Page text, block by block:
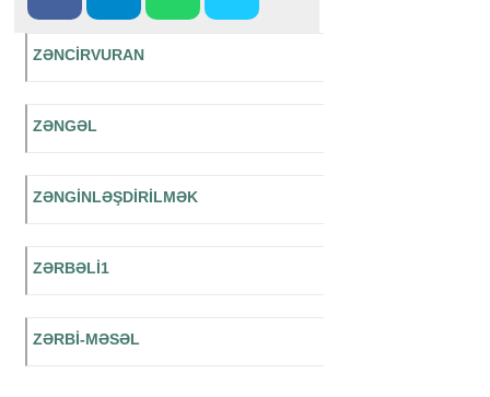
ZƏNCİRVURAN
ZƏNGƏL
ZƏNGİNLƏŞDİRİLMƏK
ZƏRBƏLİ1
ZƏRBİ-MƏSƏL